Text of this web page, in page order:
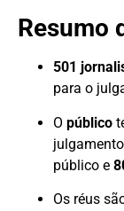
Resumo
501
para o
O público
público e
Os réus